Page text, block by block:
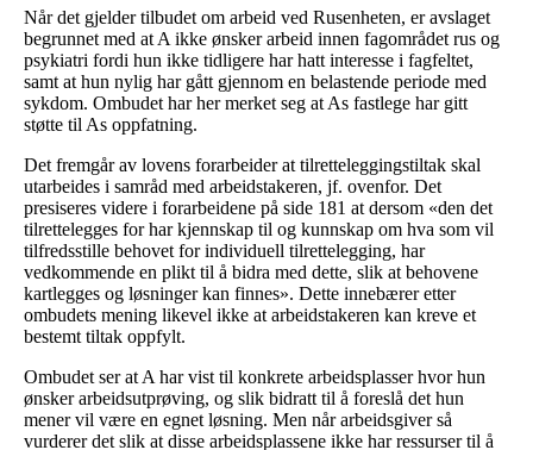
Når det gjelder tilbudet om arbeid ved Rusenheten, er avslaget
begrunnet med at A ikke ønsker arbeid innen fagområdet rus og
psykiatri fordi hun ikke tidligere har hatt interesse i fagfeltet,
samt at hun nylig har gått gjennom en belastende periode med
sykdom. Ombudet har her merket seg at As fastlege har gitt
støtte til As oppfatning.
Det fremgår av lovens forarbeider at tilretteleggingstiltak skal
utarbeides i samråd med arbeidstakeren, jf. ovenfor. Det
presiseres videre i forarbeidene på side 181 at dersom «den det
tilrettelegges for har kjennskap til og kunnskap om hva som vil
tilfredsstille behovet for individuell tilrettelegging, har
vedkommende en plikt til å bidra med dette, slik at behovene
kartlegges og løsninger kan finnes». Dette innebærer etter
ombudets mening likevel ikke at arbeidstakeren kan kreve et
bestemt tiltak oppfylt.
Ombudet ser at A har vist til konkrete arbeidsplasser hvor hun
ønsker arbeidsutprøving, og slik bidratt til å foreslå det hun
mener vil være en egnet løsning. Men når arbeidsgiver så
vurderer det slik at disse arbeidsplassene ikke har ressurser til å